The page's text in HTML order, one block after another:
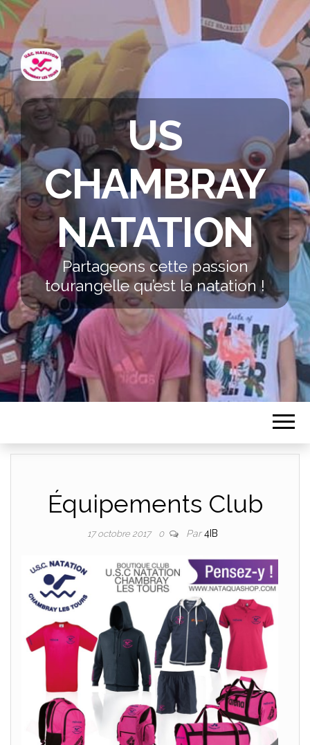
US
CHAMBRAY
NATATION
Partageons cette passion
tourangelle qu’est la natation !
Équipements Club
17 octobre 2017 0 Par4IB